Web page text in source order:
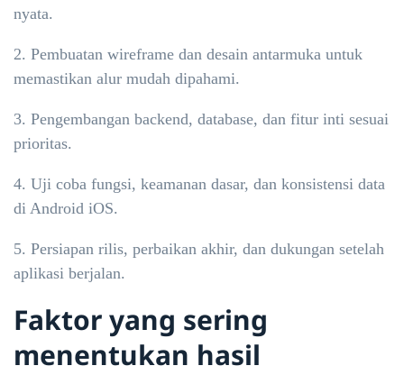
nyata.
Pembuatan wireframe dan desain antarmuka untuk
memastikan alur mudah dipahami.
Pengembangan backend, database, dan fitur inti sesuai
prioritas.
Uji coba fungsi, keamanan dasar, dan konsistensi data
di Android iOS.
Persiapan rilis, perbaikan akhir, dan dukungan setelah
aplikasi berjalan.
Faktor yang sering
menentukan hasil